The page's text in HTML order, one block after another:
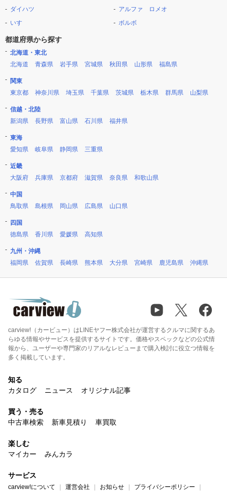
ダイハツ
いすゞ
アルファ ロメオ
ボルボ
都道府県から探す
北海道・東北
北海道
青森県 岩手県 宮城県 秋田県 山形県 福島県
関東
東京都
神奈川県 埼玉県 千葉県 茨城県 栃木県 群馬県 山梨県
信越・北陸
新潟県
長野県 富山県 石川県 福井県
東海
愛知県
岐阜県 静岡県 三重県
近畿
大阪府
兵庫県 京都府 滋賀県 奈良県 和歌山県
中国
鳥取県
島根県 岡山県 広島県 山口県
四国
徳島県
香川県 愛媛県 高知県
九州・沖縄
福岡県
佐賀県 長崎県 熊本県 大分県 宮崎県 鹿児島県 沖縄県
carview!（カービュー）はLINEヤフー株式会社が運営するクルマに関するあ
らゆる情報やサービスを提供するサイトです。価格やスペックなどの公式情
報から、ユーザーや専門家のリアルなレビューまで購入検討に役立つ情報を
多く掲載しています。
知る
カタログ
ニュース オリジナル記事
買う・売る
中古車検索
新車見積り 車買取
楽しむ
マイカー
みんカラ
サービス
carview!について 運営会社 お知らせ プライバシーポリシー